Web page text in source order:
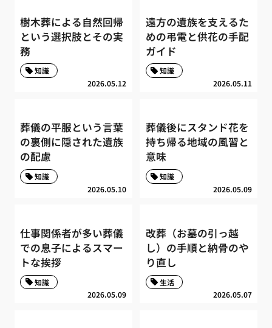
樹木葬による自然回帰
という選択肢とその実
務
2026.05.12
知識
遠方の遺族を支えるた
めの弔電と供花の手配
ガイド
2026.05.11
知識
葬儀の平服という言葉
の裏側に隠された遺族
の配慮
2026.05.10
知識
葬儀後にスタンド花を
持ち帰る地域の風習と
意味
2026.05.09
知識
仕事関係者が多い葬儀
での息子によるスマー
トな挨拶
2026.05.09
知識
改葬（お墓の引っ越
し）の手順と納骨のや
り直し
2026.05.07
生活